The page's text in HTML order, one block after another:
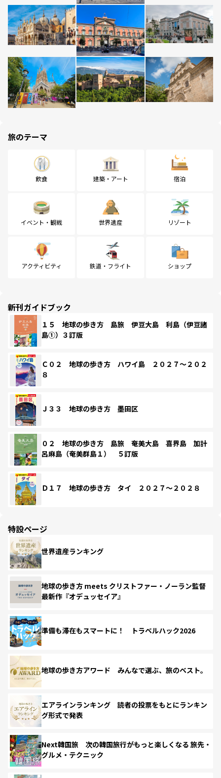
旅のテーマ
飲食 建築・アート 宿泊
イベント・観戦 世界遺産 リゾート
アクティビティ 鉄道・フライト ショップ
新刊ガイドブック
１５ 地球の歩き方 島旅 伊豆大島 利島（伊豆諸
島①）３訂版
Ｃ０２ 地球の歩き方 ハワイ島 ２０２７～２０２
８
Ｊ３３ 地球の歩き方 墨田区
０２ 地球の歩き方 島旅 奄美大島 喜界島 加計
呂麻島（奄美群島１） ５訂版
Ｄ１７ 地球の歩き方 タイ ２０２７～２０２８
特設ページ
世界遺産ランキング
地球の歩き方 meets クリストファー・ノーラン監督
最新作『オデュッセイア』
準備も滞在もスマートに！ トラベルハック2026
地球の歩き方アワード みんなで選ぶ、旅のベスト。
エアラインランキング 読者の投票をもとにランキン
グ形式で発表
Next韓国旅 次の韓国旅行がもっと楽しくなる 旅先・
グルメ・テクニック